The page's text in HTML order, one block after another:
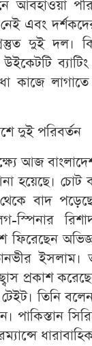
আবহাওয়া
এবং
দুই দল।
কাজে
দুই পরিবর্তন
আজ
হয়েছে।
বাদ
ফিরেছেন
ইসলাম।
প্রকাশ
তিনি